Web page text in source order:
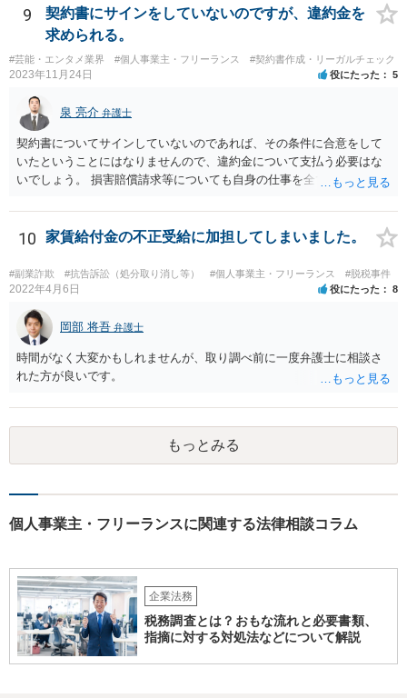
組」（令和元年９月２５日 公正取引委員会）６頁 https://www.jftc.g
o.jp/houdou/kouenkai/190925kondan_file/siryou2.pdf
的には１０時〜１９時はできるだけB社にいるよう努力はします。た
だ、他の仕事もありますので、必ずその条件を守れるとは限りません
し、B社常駐時であっても本件以外の仕事もさせてもらうことになりま
す。」というものが考えられます。 その提案すら断られるようであれ
ば、ちょっと危険な会社だというシグナルと考えるべきでしょう。
9
契約書にサインをしていないのですが、違約金を
求められる。
#芸能・エンタメ業界 #個人事業主・フリーランス #契約書作成・リーガルチェック
2023年11月24日 役にたった 5
泉 亮介 弁護士
契約書についてサインしていないのであれば、その条件に合意をして
いたということにはなりませんので、違約金について支払う必要はな
いでしょう。 損害賠償請求等についても自身の仕事を全て処理してか
10 家賃給付金の不正受給に加担してしまいました。
#副業詐欺 #抗告訴訟（処分取り消し等） #個人事業主・フリーランス #脱税事件
2022年4月6日 役にたった 8
岡部 将吾 弁護士
時間がなく大変かもしれませんが、取り調べ前に一度弁護士に相談さ
れた方が良いです。
もっとみる
個人事業主・フリーランスに関連する法律相談コラム
企業法務
税務調査とは？おもな流れと必要書類、
指摘に対する対処法などについて解説